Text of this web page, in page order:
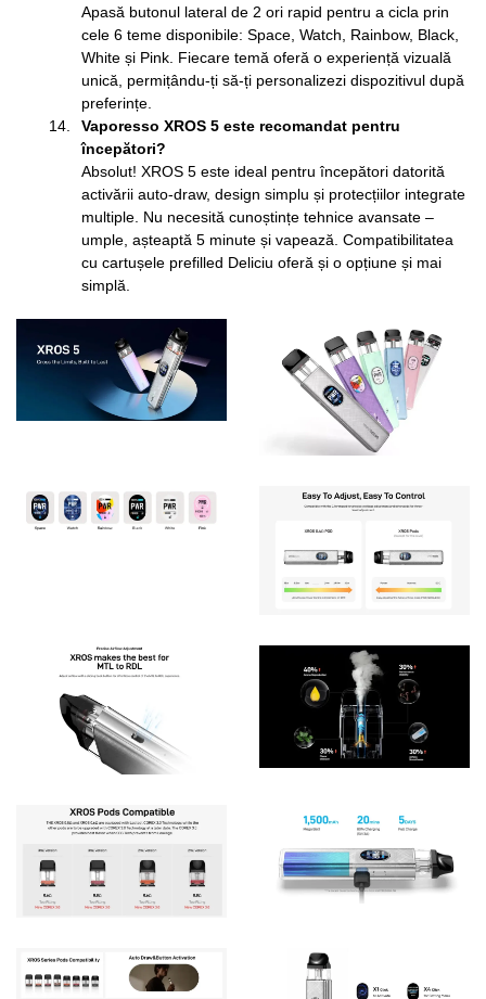
Apasă butonul lateral de 2 ori rapid pentru a cicla prin
cele 6 teme disponibile: Space, Watch, Rainbow, Black,
White și Pink. Fiecare temă oferă o experiență vizuală
unică, permițându-ți să-ți personalizezi dispozitivul după
preferințe.
Vaporesso XROS 5 este recomandat pentru
începători?
Absolut! XROS 5 este ideal pentru începători datorită
activării auto-draw, design simplu și protecțiilor integrate
multiple. Nu necesită cunoștințe tehnice avansate –
umple, așteaptă 5 minute și vapează. Compatibilitatea
cu cartușele prefilled Deliciu oferă și o opțiune și mai
simplă.